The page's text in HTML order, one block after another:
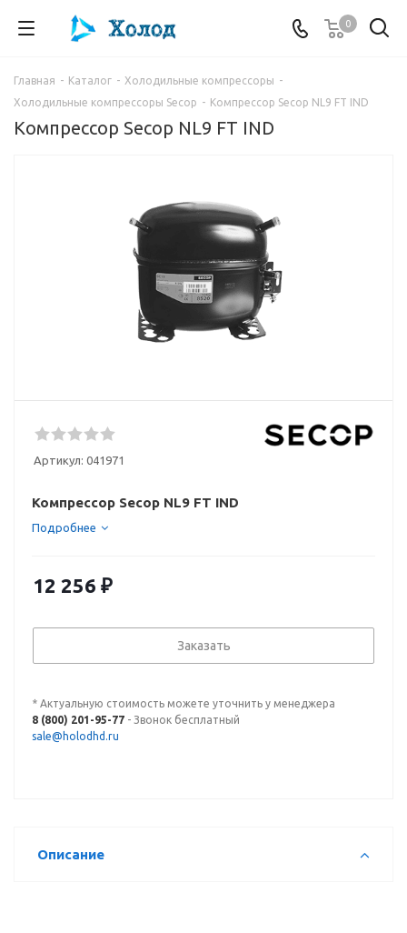
0
Главная - Каталог - Холодильные компрессоры -
Холодильные компрессоры Secop - Компрессор Secop NL9 FT IND
Компрессор Secop NL9 FT IND
Артикул: 041971
Компрессор Secop NL9 FT IND
Подробнее
12 256 ₽
Заказать
* Актуальную стоимость можете уточнить у менеджера
8 (800) 201-95-77 - Звонок бесплатный
sale@holodhd.ru
Описание